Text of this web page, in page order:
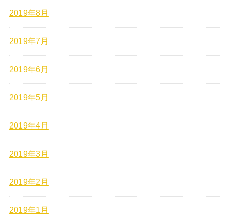
2019年8月
2019年7月
2019年6月
2019年5月
2019年4月
2019年3月
2019年2月
2019年1月